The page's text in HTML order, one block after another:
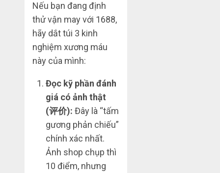
Nếu bạn đang định
thử vận may với 1688,
hãy dắt túi 3 kinh
nghiệm xương máu
này của mình:
Đọc kỹ phần đánh
giá có ảnh thật
(评价): Đây là “tấm
gương phản chiếu”
chính xác nhất.
Ảnh shop chụp thì
10 điểm, nhưng